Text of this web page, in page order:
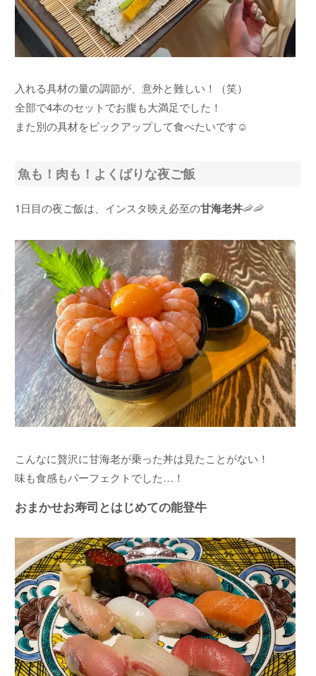
入れる具材の量の調節が、意外と難しい！（笑）
全部で4本のセットでお腹も大満足でした！
また別の具材をピックアップして食べたいです☺
魚も！肉も！よくばりな夜ご飯
1日目の夜ご飯は、インスタ映え必至の甘海老丼🦐🦐
こんなに贅沢に甘海老が乗った丼は見たことがない！
味も食感もパーフェクトでした…！
おまかせお寿司とはじめての能登牛